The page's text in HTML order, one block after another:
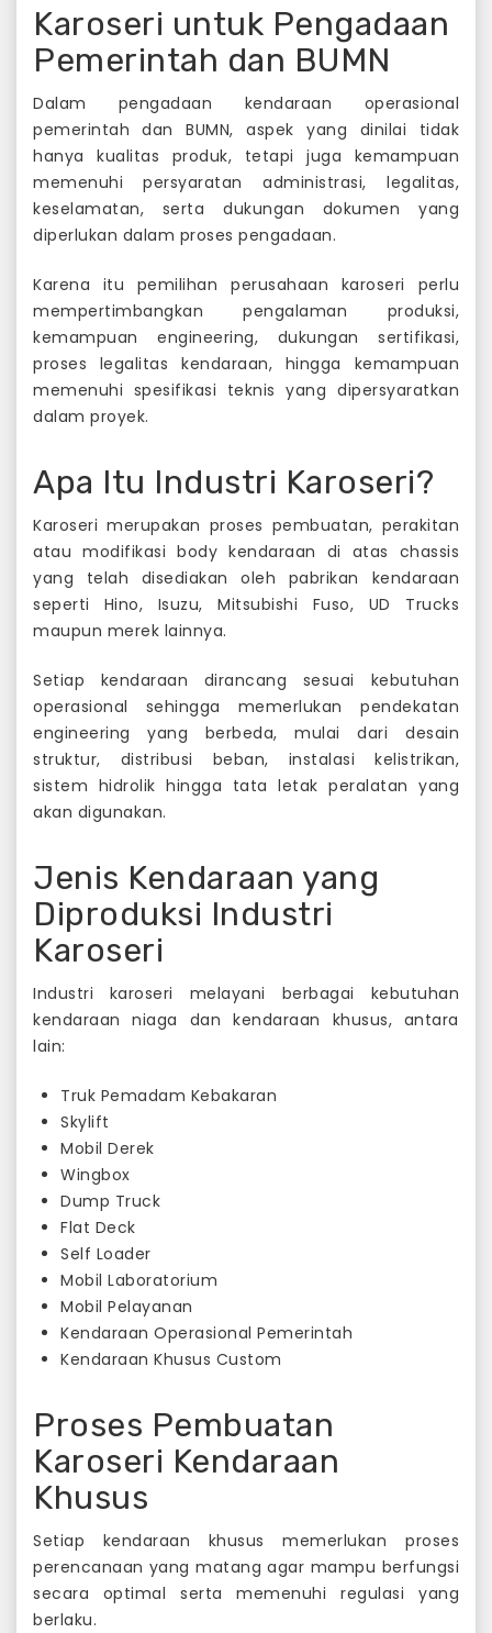
Karoseri untuk Pengadaan
Pemerintah dan BUMN
Dalam pengadaan kendaraan operasional
pemerintah dan BUMN, aspek yang dinilai tidak
hanya kualitas produk, tetapi juga kemampuan
memenuhi persyaratan administrasi, legalitas,
keselamatan, serta dukungan dokumen yang
diperlukan dalam proses pengadaan.
Karena itu pemilihan perusahaan karoseri perlu
mempertimbangkan pengalaman produksi,
kemampuan engineering, dukungan sertifikasi,
proses legalitas kendaraan, hingga kemampuan
memenuhi spesifikasi teknis yang dipersyaratkan
dalam proyek.
Apa Itu Industri Karoseri?
Karoseri merupakan proses pembuatan, perakitan
atau modifikasi body kendaraan di atas chassis
yang telah disediakan oleh pabrikan kendaraan
seperti Hino, Isuzu, Mitsubishi Fuso, UD Trucks
maupun merek lainnya.
Setiap kendaraan dirancang sesuai kebutuhan
operasional sehingga memerlukan pendekatan
engineering yang berbeda, mulai dari desain
struktur, distribusi beban, instalasi kelistrikan,
sistem hidrolik hingga tata letak peralatan yang
akan digunakan.
Jenis Kendaraan yang
Diproduksi Industri
Karoseri
Industri karoseri melayani berbagai kebutuhan
kendaraan niaga dan kendaraan khusus, antara
lain:
Truk Pemadam Kebakaran
Skylift
Mobil Derek
Wingbox
Dump Truck
Flat Deck
Self Loader
Mobil Laboratorium
Mobil Pelayanan
Kendaraan Operasional Pemerintah
Kendaraan Khusus Custom
Proses Pembuatan
Karoseri Kendaraan
Khusus
Setiap kendaraan khusus memerlukan proses
perencanaan yang matang agar mampu berfungsi
secara optimal serta memenuhi regulasi yang
berlaku.